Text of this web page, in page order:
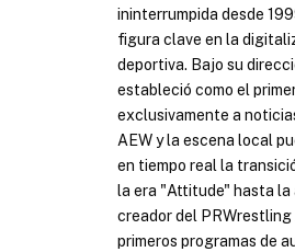
ininterrumpida desde
figura clave en la
deportiva. Bajo su
estableció como el
exclusivamente a
AEW y la escena local
en tiempo real la
la era "Attitude" hasta la
creador del PRWrestling
primeros programas de